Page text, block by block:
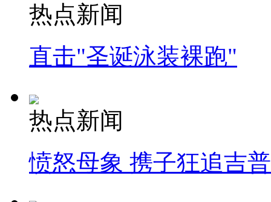
热点新闻
直击"圣诞泳装裸跑"
热点新闻
愤怒母象 携子狂追吉